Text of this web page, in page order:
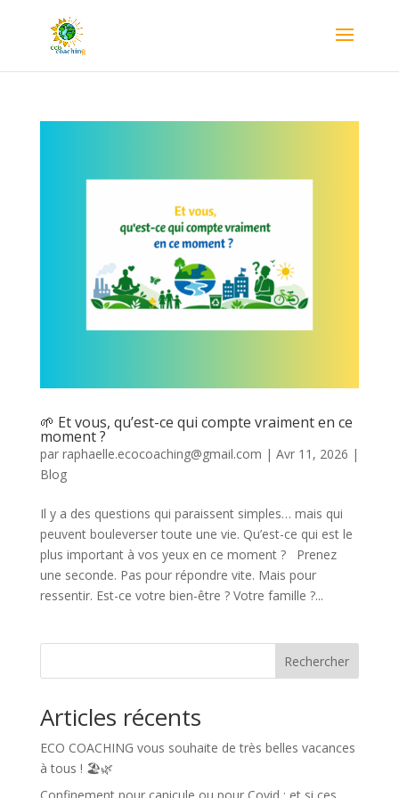
🌱 Et vous, qu’est-ce qui compte vraiment en ce
moment ?
par raphaelle.ecocoaching@gmail.com | Avr 11, 2026 |
Blog
Il y a des questions qui paraissent simples… mais qui
peuvent bouleverser toute une vie. Qu’est-ce qui est le
plus important à vos yeux en ce moment ? Prenez
une seconde. Pas pour répondre vite. Mais pour
ressentir. Est-ce votre bien-être ? Votre famille ?...
Rechercher
Articles récents
ECO COACHING vous souhaite de très belles vacances
à tous ! 🏖️🌿